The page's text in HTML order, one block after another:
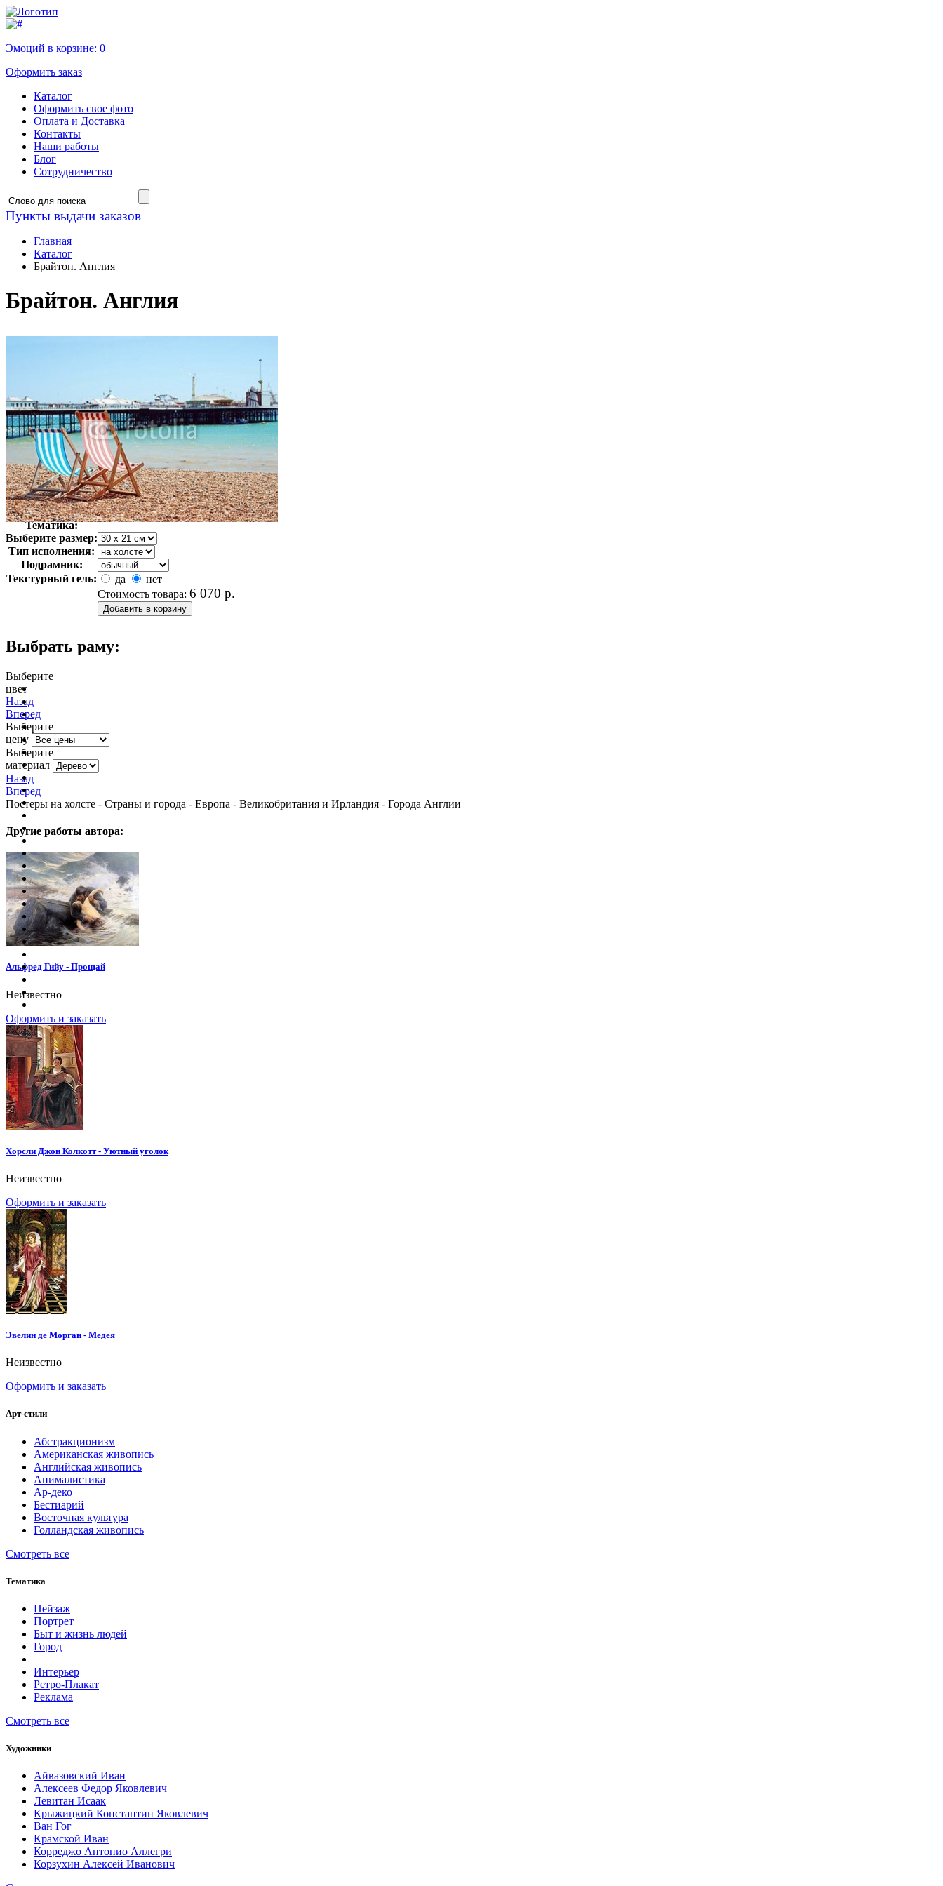
Эмоций в корзине: 0
Оформить заказ
Каталог
Оформить свое фото
Оплата и Доставка
Контакты
Наши работы
Блог
Сотрудничество
Пункты выдачи заказов
Главная
Каталог
Брайтон. Англия
Брайтон. Англия
Автор:
Неизвестно
Арт-стиль
Фотография
Тематика:
Выберите размер:
Тип исполнения:
Подрамник:
Текстурный гель:
да
нет
Стоимость товара: 6 070 р.
Выбрать раму:
Выберите
цвет
Назад
Вперед
Выберите
цену
Выберите
материал
Назад
Вперед
Постеры на холсте - Страны и города - Европа - Великобритания и Ирландия - Города Англии
Другие работы автора:
Альфред Гийу - Прощай
Неизвестно
Оформить и заказать
Хорсли Джон Колкотт - Уютный уголок
Неизвестно
Оформить и заказать
Эвелин де Морган - Медея
Неизвестно
Оформить и заказать
Арт-стили
Абстракционизм
Американская живопись
Английская живопись
Анималистика
Ар-деко
Бестиарий
Восточная культура
Голландская живопись
Смотреть все
Тематика
Пейзаж
Портрет
Быт и жизнь людей
Город
Интерьер
Ретро-Плакат
Реклама
Смотреть все
Художники
Айвазовский Иван
Алексеев Федор Яковлевич
Левитан Исаак
Крыжицкий Константин Яковлевич
Ван Гог
Крамской Иван
Корреджо Антонио Аллегри
Корзухин Алексей Иванович